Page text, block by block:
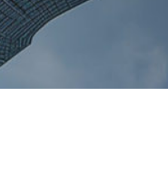
Upravljanje energijom